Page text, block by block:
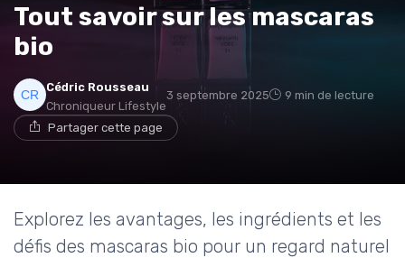
Tout savoir sur les mascaras
bio
Cédric Rousseau
Chroniqueur Lifestyle
3 septembre 2025 9 min de lecture
Partager cette page
Explorez les avantages, les ingrédients et les
défis des mascaras bio pour un regard naturel